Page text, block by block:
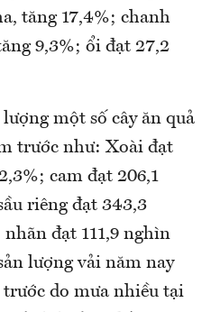
tăng 17,4%; chanh
9,3%; ổi đạt 27,2
một số cây ăn quả
trước như: Xoài đạt
cam đạt 206,1
riêng đạt 343,3
đạt 111,9 nghìn
lượng vải năm nay
do mưa nhiều tại